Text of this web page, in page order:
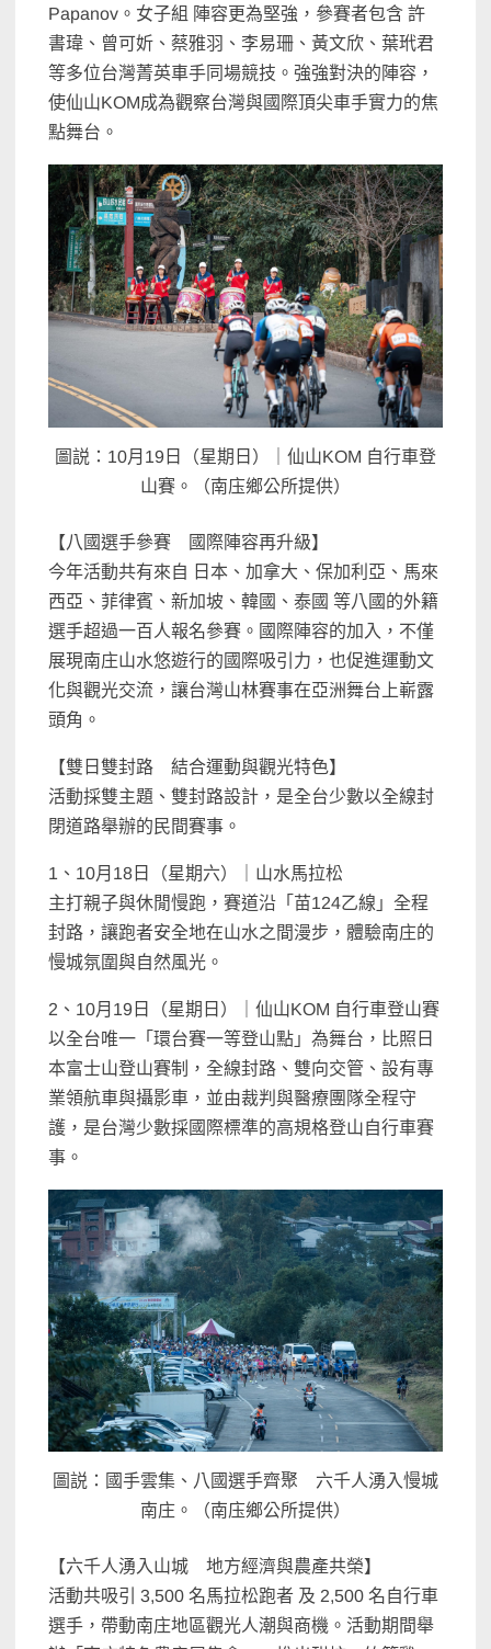
Papanov。女子組 陣容更為堅強，參賽者包含 許
書瑋、曾可妡、蔡雅羽、李易珊、黃文欣、葉玳君
等多位台灣菁英車手同場競技。強強對決的陣容，
使仙山KOM成為觀察台灣與國際頂尖車手實力的焦
點舞台。
圖説：10月19日（星期日）｜仙山KOM 自行車登
山賽。（南庒鄉公所提供）
【八國選手參賽 國際陣容再升級】
今年活動共有來自 日本、加拿大、保加利亞、馬來
西亞、菲律賓、新加坡、韓國、泰國 等八國的外籍
選手超過一百人報名參賽。國際陣容的加入，不僅
展現南庄山水悠遊行的國際吸引力，也促進運動文
化與觀光交流，讓台灣山林賽事在亞洲舞台上嶄露
頭角。
【雙日雙封路 結合運動與觀光特色】
活動採雙主題、雙封路設計，是全台少數以全線封
閉道路舉辦的民間賽事。
1、10月18日（星期六）｜山水馬拉松
主打親子與休閒慢跑，賽道沿「苗124乙線」全程
封路，讓跑者安全地在山水之間漫步，體驗南庄的
慢城氛圍與自然風光。
2、10月19日（星期日）｜仙山KOM 自行車登山賽
以全台唯一「環台賽一等登山點」為舞台，比照日
本富士山登山賽制，全線封路、雙向交管、設有專
業領航車與攝影車，並由裁判與醫療團隊全程守
護，是台灣少數採國際標準的高規格登山自行車賽
事。
圖説：國手雲集、八國選手齊聚 六千人湧入慢城
南庄。（南庒鄉公所提供）
【六千人湧入山城 地方經濟與農產共榮】
活動共吸引 3,500 名馬拉松跑者 及 2,500 名自行車
選手，帶動南庄地區觀光人潮與商機。活動期間舉